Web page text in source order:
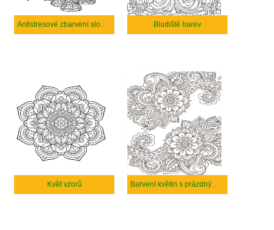
Antistresové zbarvení slona se vzory. Bludiště barev
Květ vzorů Barvení květin s prázdným prostorem ve středu